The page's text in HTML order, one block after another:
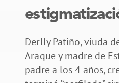
Derlly Patiño, viuda
Araque y madre de
padre a los 4 años,